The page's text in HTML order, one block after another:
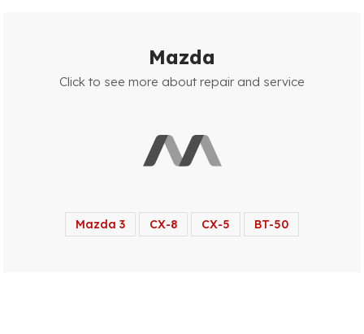
Mazda
Click to see more about repair and service
BT-50
CX-5
CX-8
Mazda 3